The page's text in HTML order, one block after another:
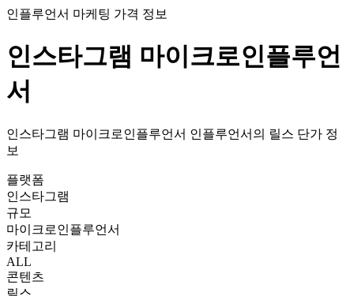
인플루언서 마케팅 가격 정보
인스타그램 마이크로인플루언
서
인스타그램 마이크로인플루언서 인플루언서의 릴스 단가 정
보
플랫폼
인스타그램
규모
마이크로인플루언서
카테고리
ALL
콘텐츠
릴스